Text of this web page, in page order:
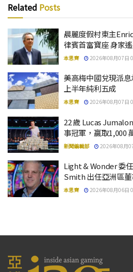
Related Posts
晨麗度假村東主
律賓首富寶座 身家
本思齊 2026年08月07日
美高梅中國兌現派
上半年純利五成
本思齊 2026年08月07日
22 歲 Lucas
事冠軍，贏取1,000
新聞編輯部 2026年08月
Light & Wonder 委
Smith 出任亞洲區
本思齊 2026年08月06日